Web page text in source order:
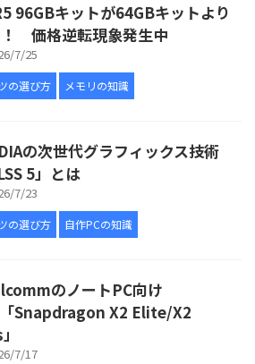
96GBキットが64GBキットより
価格逆転現象発生中
7/25
の選び方 メモリの知識
の次世代グラフィックス技術
5」とは
7/23
の選び方 自作PCの知識
のノートPC向け
Snapdragon X2 Elite/X2
7/17